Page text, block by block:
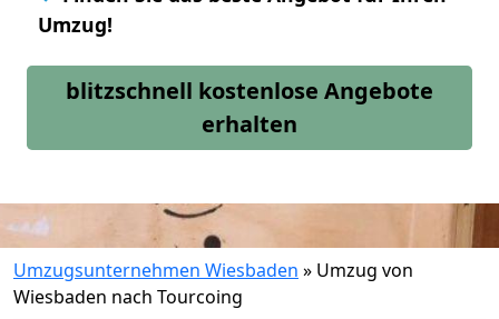
Umzug!
blitzschnell kostenlose Angebote
erhalten
Umzugsunternehmen Wiesbaden » Umzug von
Wiesbaden nach Tourcoing